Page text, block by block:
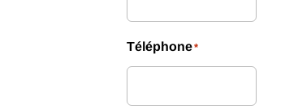
Téléphone*